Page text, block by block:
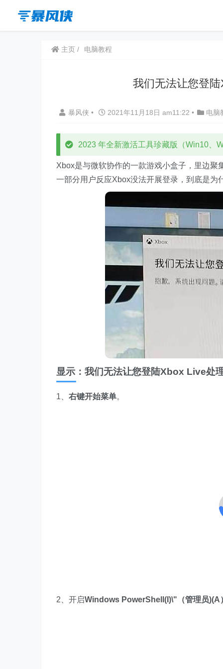
主页 电脑教程
我们无法让您登
暴风侠 • 2021年11月18日 am11:22 • 电脑
2023 年全新激活工具珍藏版（Win10、
Xbox是与微软协作的一款游戏小盒子，里边
一部分用户反应Xbox没法开展登录，到底是
显示：我们无法让您登陆Xbox Live处
1、 右键开始菜单。
2、开启Windows PowerShell(I)\"（管理员)(A